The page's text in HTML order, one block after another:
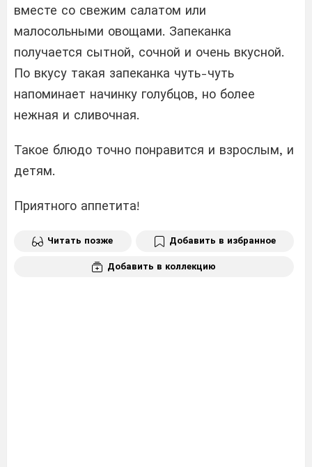
вместе со свежим салатом или
малосольными овощами. Запеканка
получается сытной, сочной и очень вкусной.
По вкусу такая запеканка чуть-чуть
напоминает начинку голубцов, но более
нежная и сливочная.
Такое блюдо точно понравится и взрослым, и
детям.
Приятного аппетита!
Читать позже Добавить в избранное
Добавить в коллекцию